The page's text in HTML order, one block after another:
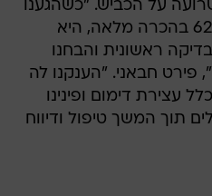
ראשונית והבחנו
חבאני. "הענקנו לה
עצירת דימום ופינינו
תוך המשך טיפול ודיווח